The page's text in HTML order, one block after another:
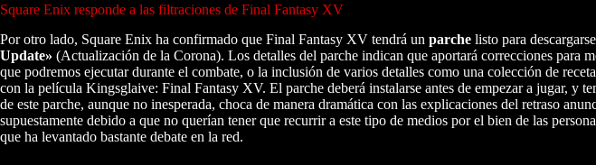
Square Enix responde a las filtraciones de Final Fantasy XV
Por otro lado, Square Enix ha confirmado que Final Fantasy XV tendrá un parche listo para
Update» (Actualización de la Corona). Los detalles del parche indican que aportará correcciones para
que podremos ejecutar durante el combate, o la inclusión de varios detalles como una colección de
con la película Kingsglaive: Final Fantasy XV. El parche deberá instalarse antes de empezar a jugar, y
de este parche, aunque no inesperada, choca de manera dramática con las explicaciones del retraso
supuestamente debido a que no querían tener que recurrir a este tipo de medios por el bien de las
que ha levantado bastante debate en la red.